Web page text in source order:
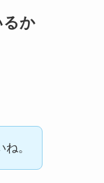
るか
。